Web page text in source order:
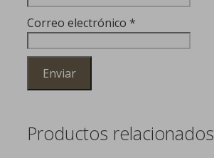
Correo electrónico *
Productos relacionados